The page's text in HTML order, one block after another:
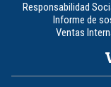
Responsabilidad
Informe de
Ventas